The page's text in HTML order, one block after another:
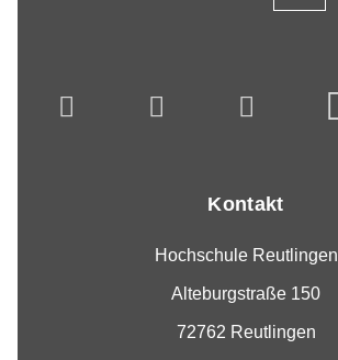
Kontakt
Hochschule Reutlingen
Alteburgstraße 150
72762 Reutlingen